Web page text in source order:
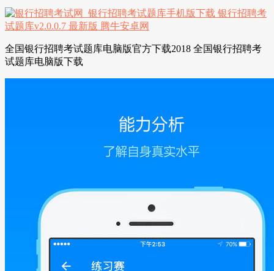
全国银行招聘考试题库电脑版官方下载2018 全国银行招聘考
试题库电脑版下载